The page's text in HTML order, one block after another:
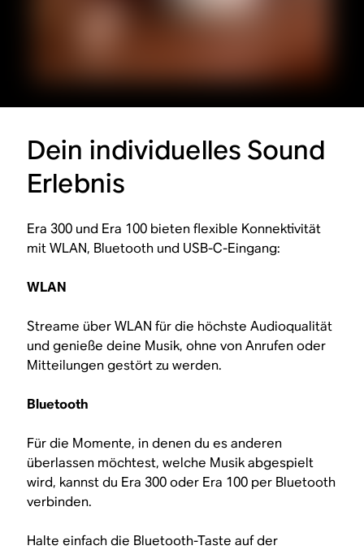
Dein individuelles Sound
Erlebnis
Era 300 und Era 100 bieten flexible Konnektivität
mit WLAN, Bluetooth und USB-C-Eingang:
WLAN
Streame über WLAN für die höchste Audioqualität
und genieße deine Musik, ohne von Anrufen oder
Mitteilungen gestört zu werden.
Bluetooth
Für die Momente, in denen du es anderen
überlassen möchtest, welche Musik abgespielt
wird, kannst du Era 300 oder Era 100 per Bluetooth
verbinden.
Halte einfach die Bluetooth-Taste auf der